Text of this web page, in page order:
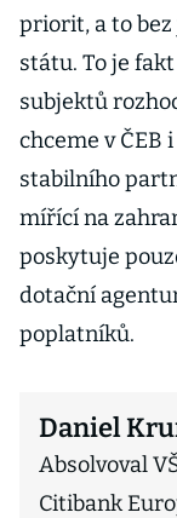
priorit, a to
státu. To je
subjektů
chceme v ČEB
stabilního
mířící na
poskytuje
dotační
poplatníků.
Daniel
Absolvoval
Citibank